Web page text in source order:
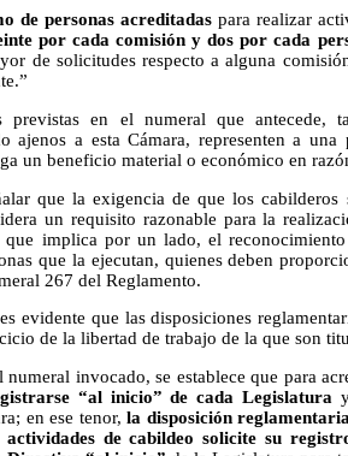
de personas acreditadaspara realizar
por cada comisión y dos por cada
de solicitudes respecto a alguna
previstas en el numeral que antecede,
ajenos a esta Cámara, representen a
un beneficio material o económico en
que la exigencia de que los cabilderos
un requisito razonable para la
que implica por un lado, el
que la ejecutan, quienes deben
267 del Reglamento.
evidente que las disposiciones
de la libertad de trabajo de la que son
numeral invocado, se establece que para
“al inicio” de cada Legislatura
en ese tenor,la disposición
de cabildeo solicite su